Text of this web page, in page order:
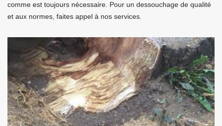
comme est toujours nécessaire. Pour un dessouchage de qualité
et aux normes, faites appel à nos services.